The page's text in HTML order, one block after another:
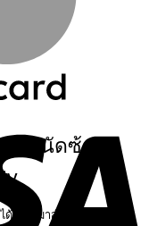
นถนัดซ้าย
สร้างมาสำหรับคนถนัด